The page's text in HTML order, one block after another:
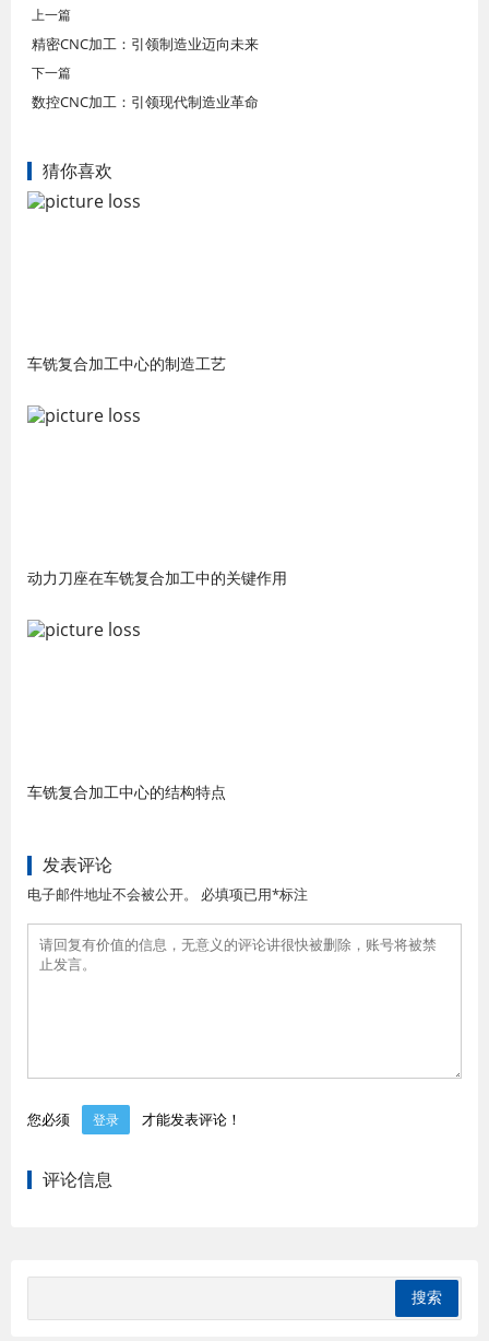
上一篇
精密CNC加工：引领制造业迈向未来
下一篇
数控CNC加工：引领现代制造业革命
猜你喜欢
车铣复合加工中心的制造工艺
动力刀座在车铣复合加工中的关键作用
车铣复合加工中心的结构特点
发表评论
电子邮件地址不会被公开。 必填项已用*标注
您必须 登录 才能发表评论！
评论信息